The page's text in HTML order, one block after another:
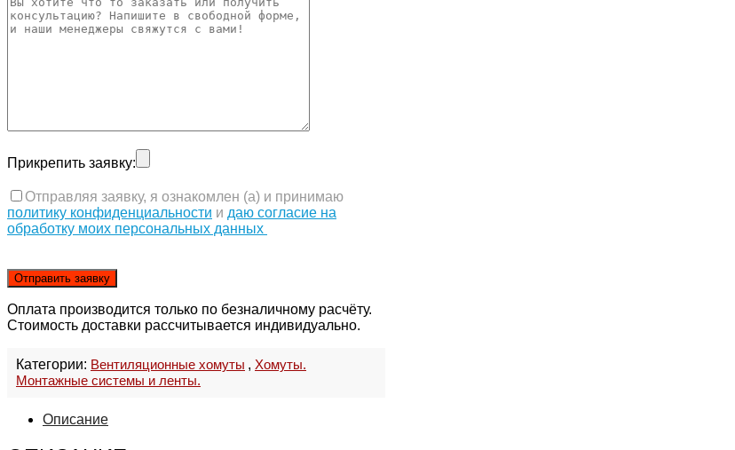
Прикрепить заявку:
Отправляя заявку, я ознакомлен (а) и принимаю
политику конфиденциальности и даю согласие на
обработку моих персональных данных
Оплата производится только по безналичному расчёту.
Стоимость доставки рассчитывается индивидуально.
Категории: Вентиляционные хомуты , Хомуты.
Монтажные системы и ленты.
Описание